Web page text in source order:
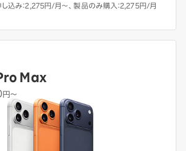
込み：2,275円/月〜、製品のみ購入：2,275円/月
Max
円〜